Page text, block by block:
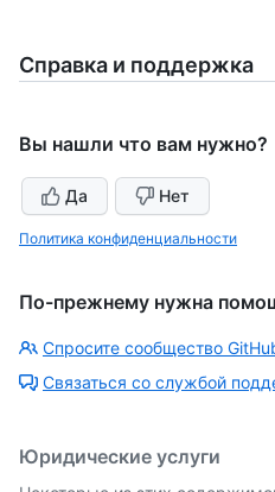
Справка и поддержка
Вы нашли что вам нужно?
Да Нет
Политика конфиденциальности
По-прежнему нужна
Спросите сообщество
Связаться со службой
Юридические услуги